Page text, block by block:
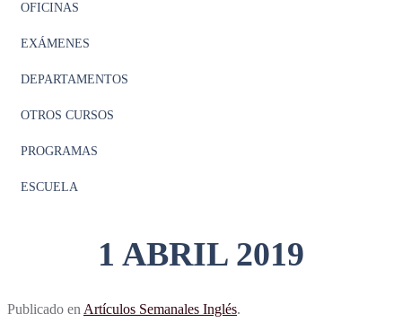
OFICINAS
EXÁMENES
DEPARTAMENTOS
OTROS CURSOS
PROGRAMAS
ESCUELA
1 ABRIL 2019
Publicado en Artículos Semanales Inglés.